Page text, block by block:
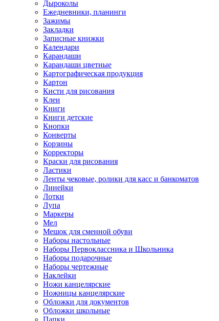
Дыроколы
Ежедневники, планинги
Зажимы
Закладки
Записные книжки
Календари
Карандаши
Карандаши цветные
Картографическая продукция
Картон
Кисти для рисования
Клеи
Книги
Книги детские
Кнопки
Конверты
Корзины
Корректоры
Краски для рисования
Ластики
Ленты чековые, ролики для касс и банкоматов
Линейки
Лотки
Лупа
Маркеры
Мел
Мешок для сменной обуви
Наборы настольные
Наборы Первоклассника и Школьника
Наборы подарочные
Наборы чертежные
Наклейки
Ножи канцелярские
Ножницы канцелярские
Обложки для документов
Обложки школьные
Папки